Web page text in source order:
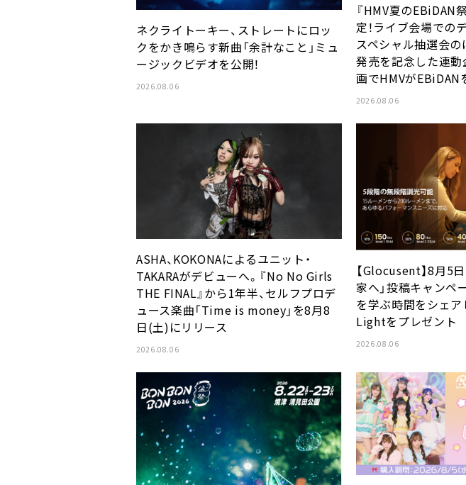
ネクライトーキー、ストレートにロッ
クをかき鳴らす新曲「余計なこと」ミュ
ージックビデオを公開！
2026.08.06
『HMV夏のEBiDAN
定！ライブ会場での
スペシャル抽選会の
発売を記念した連
画でHMVがEBiDAN
2026.08.06
ASHA、KOKONAによるユニット・
TAKARAがデビューへ。『No No Girls
THE FINAL』から1年半、セルフプロデ
ュース楽曲「Time is money」を8月8
日(土)にリリース
2026.08.06
【Glocusent】8月5
家へ」投稿キャン
を学ぶ時間をシェ
Lightをプレゼント
2026.08.06